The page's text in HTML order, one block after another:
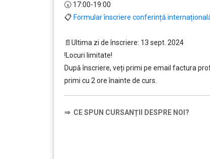
🕠 17:00-19:00
📋 Formular înscriere conferință
📄Ultima zi de înscriere: 13 sept. 2024
!Locuri limitate!
După înscriere, veți primi pe email factura
primi cu 2 ore înainte de curs.
⇒ CE SPUN CURSANȚII DESPRE NOI?